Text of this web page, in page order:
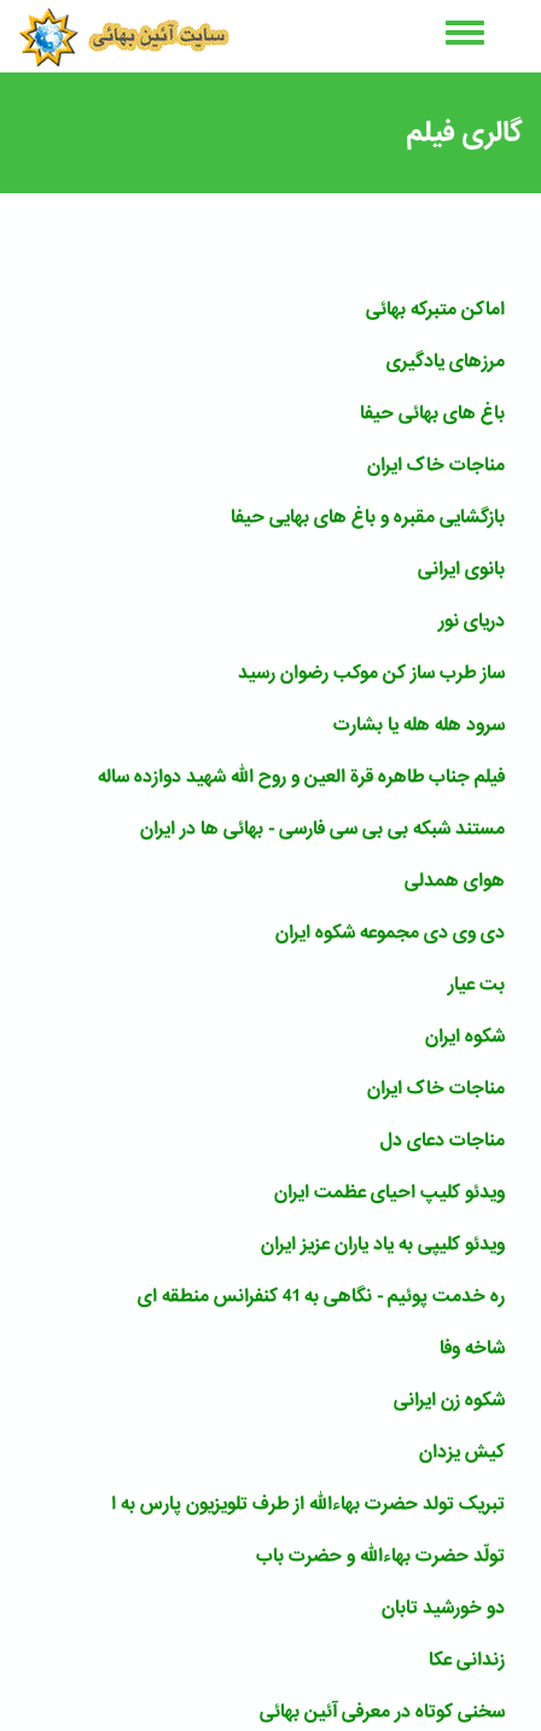
گالری فیلم
اماکن متبرکه بهائی
مرزهای یادگیری
باغ های بهائی حیفا
مناجات خاک ایران
بازگشایی مقبره و باغ های بهایی حیفا
بانوی ایرانی
دریای نور
ساز طرب ساز کن موکب رضوان رسید
سرود هله هله یا بشارت
فیلم جناب طاهره قرة العین و روح الله شهید دوازده ساله
مستند شبکه بی بی سی فارسی - بهائی ها در ایران
هوای همدلی
دی وی دی مجموعه شکوه ایران
بت عیار
شکوه ایران
مناجات خاک ایران
مناجات دعای دل
ویدئو کلیپ احیای عظمت ایران
ویدئو کلیپی به یاد یاران عزیز ایران
ره خدمت پوئیم - نگاهی به 41 کنفرانس منطقه ای
شاخه وفا
شکوه زن ایرانی
کیش یزدان
تبریک تولد حضرت بهاءالله از طرف تلویزیون پارس به ا
تولّد حضرت بهاءالله و حضرت باب
دو خورشید تابان
زندانی عکا
سخنی کوتاه در معرفی آئین بهائی